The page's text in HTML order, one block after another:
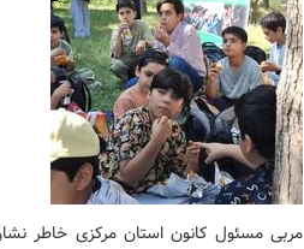
مربی مسئول کانون استان مرکزی خاطر